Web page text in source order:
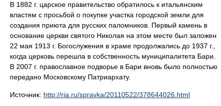
В 1882 г. царское правительство обратилось к итальянским
властям с просьбой о покупке участка городской земли для
создания приюта для русских паломников. Первый камень в
основание церкви святого Николая на этом месте был заложен
22 мая 1913 г. Богослужения в храме продолжались до 1937 г.,
когда церковь перешла в собственность муниципалитета Бари.
В 2007 г. православное подворье в Бари вновь было полностью
передано Московскому Патриархату.
Источник: http://ria.ru/spravka/20110522/378644026.html